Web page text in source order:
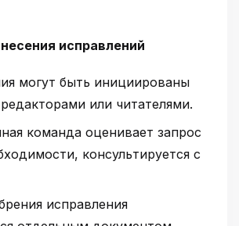
исправлений
могут быть инициированы
или читателями.
команда оценивает запрос
консультируется с
исправления